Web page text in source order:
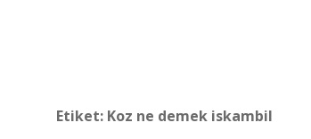
Etiket: Koz ne demek iskambil